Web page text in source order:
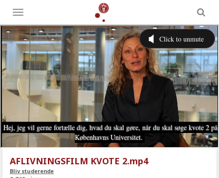
Toggle
menu
AFLIVNINGSFILM KVOTE 2.mp4
Bliv studerende